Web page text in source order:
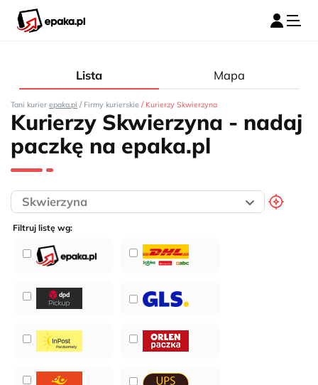
Lista Mapa
Tani kurier epaka.pl / Firmy kurierskie / Kurierzy Skwierzyna
Kurierzy Skwierzyna - nadaj
paczkę na epaka.pl
Filtruj listę wg: